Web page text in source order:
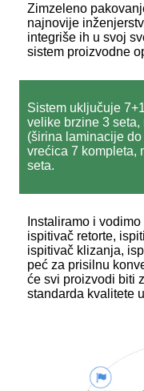
Zimzeleno
najnovije
integriše ih u svoj
sistem proizvodne
Sistem uključuje
velike brzine 3
(širina laminacije
vrećica 7 kompleta,
seta.
Instaliramo i
ispitivač retorte,
ispitivač klizanja,
peć za prisilnu
će svi proizvodi biti
standarda kvalitete